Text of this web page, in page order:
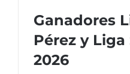
Ganadores
Pérez y
2026